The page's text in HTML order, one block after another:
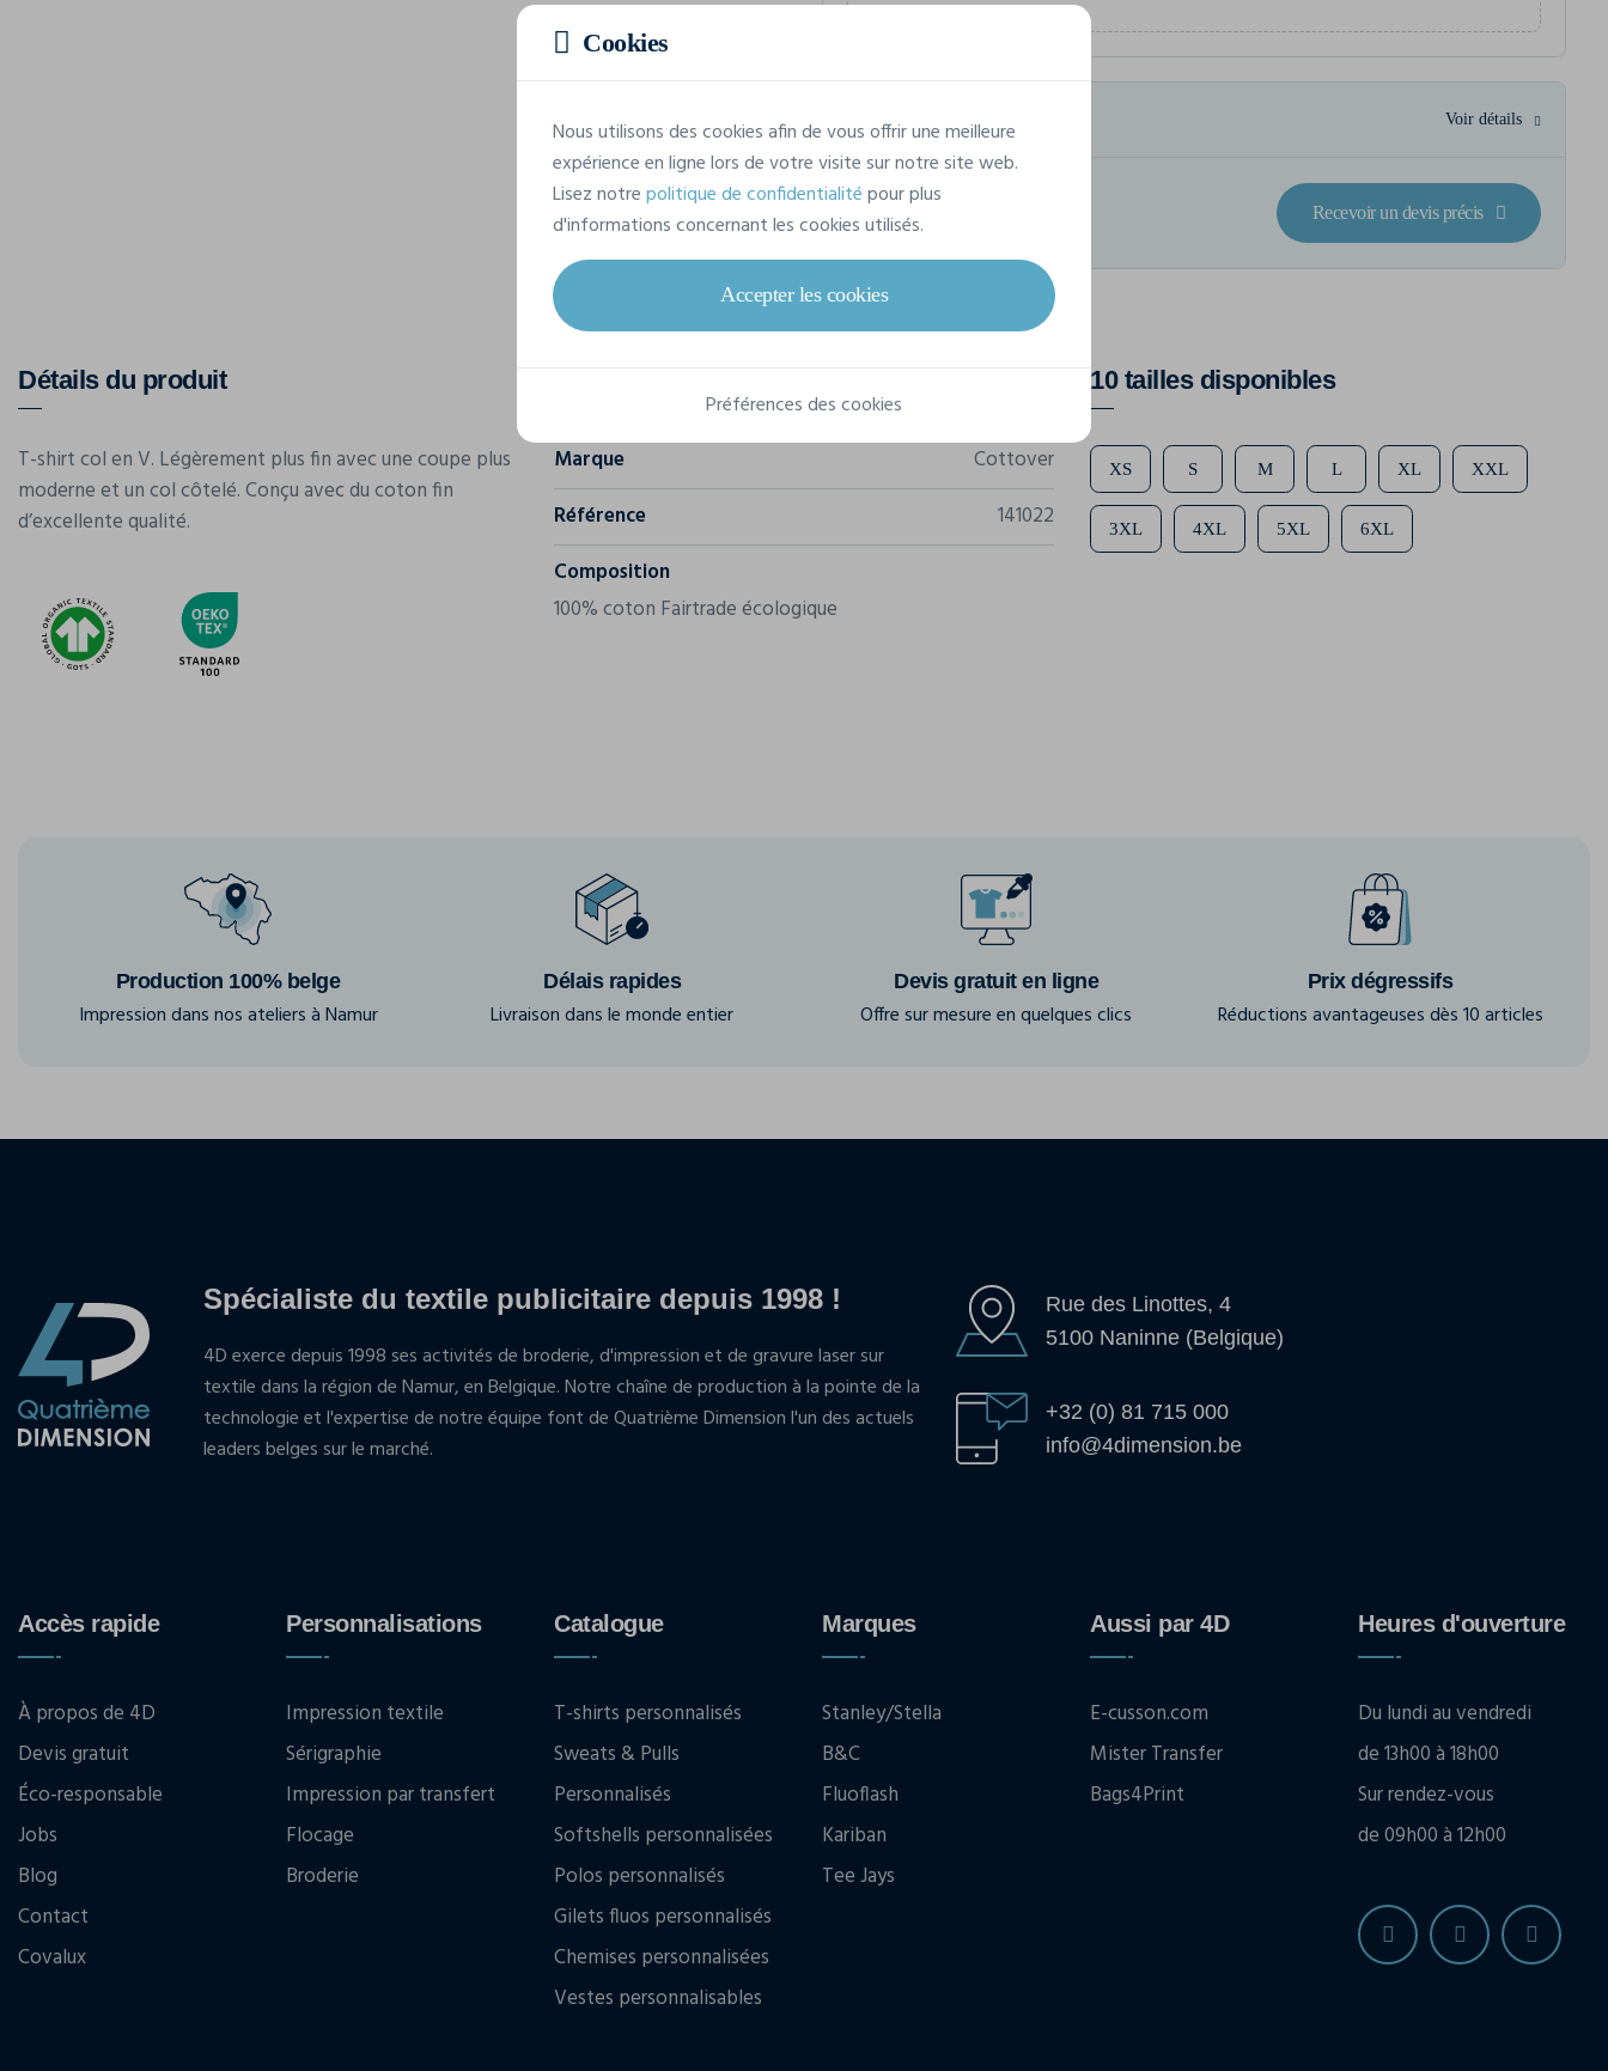
Prix estimatif Voir détails
15,97 € TTC
Soit un total de 159,72 € TTC
Recevoir un devis précis
Détails du produit
T-shirt col en V. Légèrement plus fin avec une coupe plus
moderne et un col côtelé. Conçu avec du coton fin
d’excellente qualité.
Marque
Cottover
Référence
141022
Composition
100% coton Fairtrade écologique
10 tailles disponibles
XS S M L XL XXL
3XL 4XL 5XL 6XL
Production 100% belge
Impression dans nos ateliers à Namur
Délais rapides
Livraison dans le monde entier
Devis gratuit en ligne
Offre sur mesure en quelques clics
Prix dégressifs
Réductions avantageuses dès 10 articles
Spécialiste du textile publicitaire depuis 1998 !
4D exerce depuis 1998 ses activités de broderie, d'impression et de gravure laser sur
textile dans la région de Namur, en Belgique. Notre chaîne de production à la pointe de la
technologie et l'expertise de notre équipe font de Quatrième Dimension l'un des actuels
leaders belges sur le marché.
Rue des Linottes, 4
5100 Naninne (Belgique)
+32 (0) 81 715 000
info@4dimension.be
Accès rapide
À propos de 4D
Devis gratuit
Éco-responsable
Jobs
Blog
Contact
Covalux
Personnalisations
Impression textile
Sérigraphie
Impression par transfert
Flocage
Broderie
Catalogue
T-shirts personnalisés
Sweats & Pulls
Personnalisés
Softshells personnalisées
Polos personnalisés
Gilets fluos personnalisés
Chemises personnalisées
Vestes personnalisables
Marques
Stanley/Stella
B&C
Fluoflash
Kariban
Tee Jays
Aussi par 4D
E-cusson.com
Mister Transfer
Bags4Print
Heures d'ouverture
Du lundi au vendredi
de 13h00 à 18h00
Sur rendez-vous
de 09h00 à 12h00
Cookies
Nous utilisons des cookies afin de vous offrir une meilleure
expérience en ligne lors de votre visite sur notre site web.
Lisez notrepolitique de confidentialitépour plus
d'informations concernant les cookies utilisés.
Accepter les cookies
Préférences des cookies